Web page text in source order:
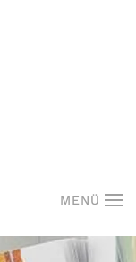
MENÜ